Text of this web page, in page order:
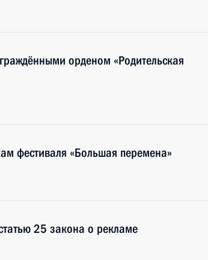
орденом «Родительская
фестиваля «Большая перемена»
25 закона о рекламе